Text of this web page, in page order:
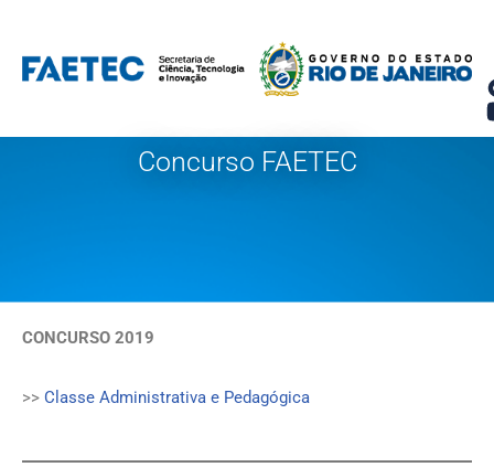
Pular
para
conteúdo
Concurso FAETEC
CONCURSO 2019
>> Classe Administrativa e Pedagógica